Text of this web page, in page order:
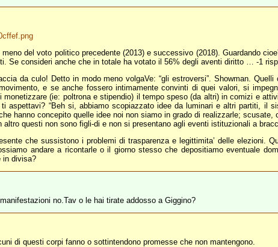
del voto politico precedente (2013) e successivo (2018). Guardando
Se consideri anche che in totale ha votato il 56% degli aventi diritto … -1
da culo! Detto in modo meno volgaVe: “gli estroversi”. Showman. Quelli
e se anche fossero intimamente convinti di quei valori, si
(ie: poltrona e stipendio) il tempo speso (da altri) in comizi e
“Beh si, abbiamo scopiazzato idee da luminari e altri partiti, il
hanno concepito quelle idee noi non siamo in grado di realizzarle; scusate,
questi non sono figli-di e non si presentano agli eventi istituzionali a
che sussistono i problemi di trasparenza e legittimita’ delle elezioni.
andare a ricontarle o il giorno stesso che depositiamo eventuale
in divisa?
no.Tav o le hai tirate addosso a Giggino?
di questi corpi fanno o sottintendono promesse che non mantengono.